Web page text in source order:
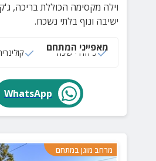
וילה מקסימה הכוללת בריכה,
ישיבה ונוף בלתי נשכח.
מאפייני המתחם
5 חדרי שינה
WhatsApp
מרחב מוגן במתחם